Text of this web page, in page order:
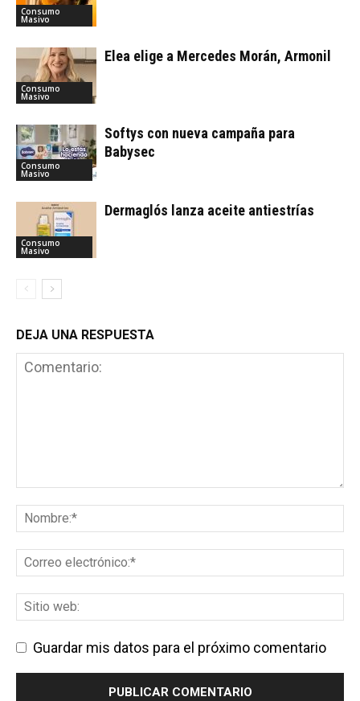
Consumo
Masivo
Consumo
Masivo
Elea elige a Mercedes Morán, Armonil
Consumo
Masivo
Softys con nueva campaña para
Babysec
Consumo
Masivo
Dermaglós lanza aceite antiestrías
DEJA UNA RESPUESTA
Guardar mis datos para el próximo comentario